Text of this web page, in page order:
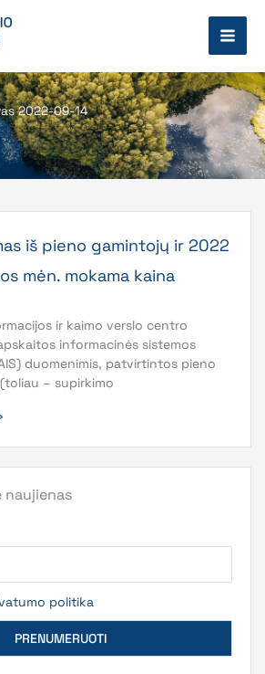
2022-09-14
iš pieno gamintojų ir 2022
mėn. mokama kaina
ir kaimo verslo centro
informacinės sistemos
duomenimis, patvirtintos pieno
– supirkimo
naujienas
politika